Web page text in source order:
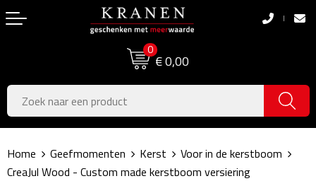
0
€ 0,00
Boodschappentassen
Boodschappentassen
Jute tassen
Katoenen draagtassen
Pasen
Koningsdag
Zomer
Home Geefmomenten Kerst
Voor in de kerstboom
CreaJul Wood - Custom made kerstboom versiering